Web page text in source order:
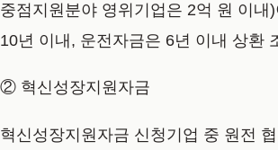
중점지원분야 영위기업은 2억 원 이내
10년 이내, 운전자금은 6년 이내 상환
② 혁신성장지원자금
혁신성장지원자금 신청기업 중 원전